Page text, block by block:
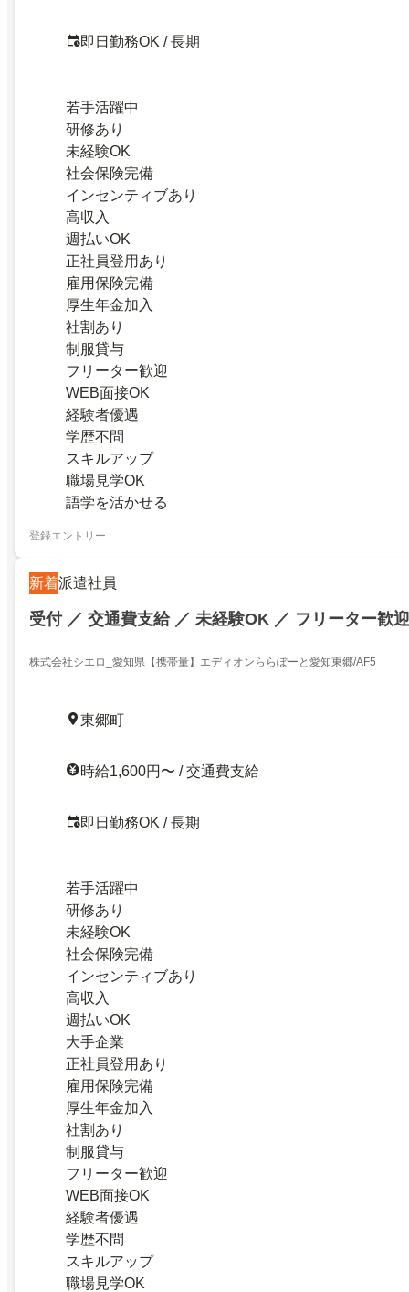
即日勤務OK / 長期
若手活躍中
研修あり
未経験OK
社会保険完備
インセンティブあり
高収入
週払いOK
正社員登用あり
雇用保険完備
厚生年金加入
社割あり
制服貸与
フリーター歓迎
WEB面接OK
経験者優遇
学歴不問
スキルアップ
職場見学OK
語学を活かせる
登録エントリー
新着派遣社員
受付 ／ 交通費支給 ／ 未経験OK ／ フリーター歓迎
株式会社シエロ_愛知県【携帯量】エディオンららぽーと愛知東郷/AF5
東郷町
時給1,600円〜 / 交通費支給
即日勤務OK / 長期
若手活躍中
研修あり
未経験OK
社会保険完備
インセンティブあり
高収入
週払いOK
大手企業
正社員登用あり
雇用保険完備
厚生年金加入
社割あり
制服貸与
フリーター歓迎
WEB面接OK
経験者優遇
学歴不問
スキルアップ
職場見学OK